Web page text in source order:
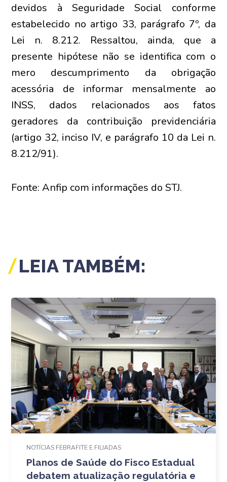
devidos à Seguridade Social conforme
estabelecido no artigo 33, parágrafo 7º, da
Lei n. 8.212. Ressaltou, ainda, que a
presente hipótese não se identifica com o
mero descumprimento da obrigação
acessória de informar mensalmente ao
INSS, dados relacionados aos fatos
geradores da contribuição previdenciária
(artigo 32, inciso IV, e parágrafo 10 da Lei n.
8.212/91).
Fonte: Anfip com informações do STJ.
LEIA TAMBÉM:
NOTÍCIAS FEBRAFITE E FILIADAS
Planos de Saúde do Fisco Estadual
debatem atualização regulatória e